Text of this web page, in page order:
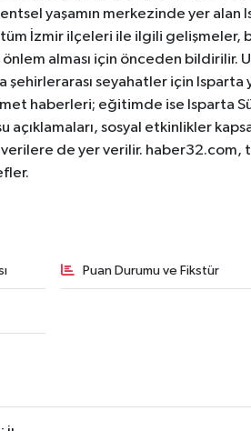
yaşamın merkezinde yer alan
tüm İzmir ilçeleri ile ilgili gelişmeler,
alması için önceden bildirilir.
şehirlerarası seyahatler için Isparta
haberleri; eğitimde ise Isparta
sosyal etkinlikler
de yer verilir. haber32.com,
Puan Durumu ve Fikstür